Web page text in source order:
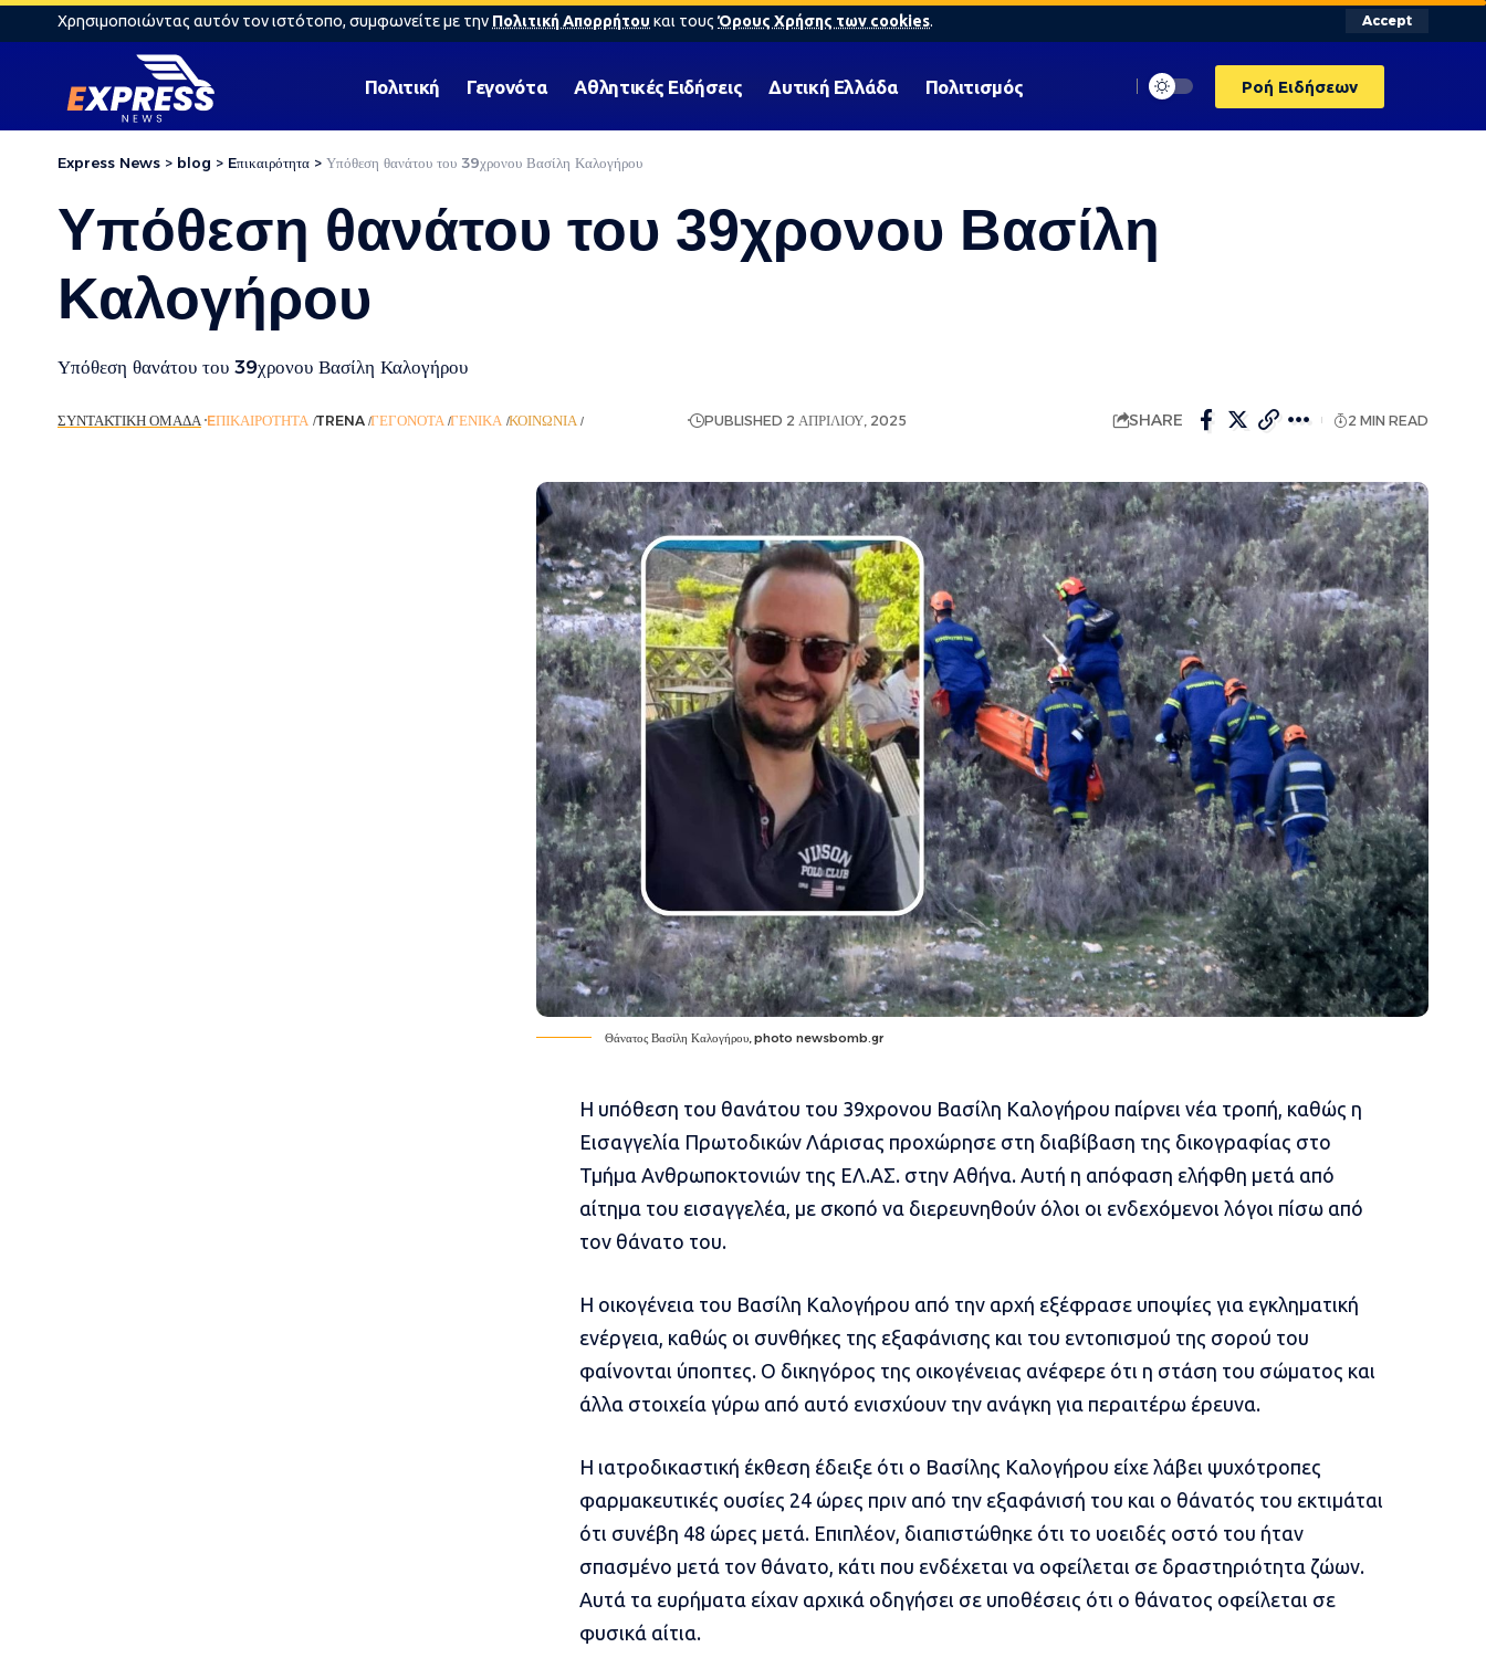
Χρησιμοποιώντας αυτόν τον ιστότοπο, συμφωνείτε με την Πολιτική Απορρήτου και τους Όρους Χρήσης των cookies. Accept
Πολιτική Γεγονότα Αθλητικές Ειδήσεις Δυτική Ελλάδα Πολιτισμός Ροή Ειδήσεων
Express News > blog > Eπικαιρότητα > Υπόθεση θανάτου του 39χρονου Βασίλη Καλογήρου
Υπόθεση θανάτου του 39χρονου Βασίλη
Καλογήρου
Υπόθεση θανάτου του 39χρονου Βασίλη Καλογήρου
ΣΥΝΤΑΚΤΙΚΉ ΟΜΆΔΑ EΠΙΚΑΙΡΌΤΗΤΑ TRENA ΓΕΓΟΝΌΤΑ ΓΕΝΙΚΆ ΚΟΙΝΩΝΊΑ ΡΟΉ ΕΙΔΉΣΕΩΝ PUBLISHED 2 ΑΠΡΙΛΊΟΥ, 2025 SHARE 2 MIN READ
Θάνατος Βασίλη Καλογήρου, photo newsbomb.gr
Η υπόθεση του θανάτου του 39χρονου Βασίλη Καλογήρου παίρνει νέα τροπή, καθώς η
Εισαγγελία Πρωτοδικών Λάρισας προχώρησε στη διαβίβαση της δικογραφίας στο
Τμήμα Ανθρωποκτονιών της ΕΛ.ΑΣ. στην Αθήνα. Αυτή η απόφαση ελήφθη μετά από
αίτημα του εισαγγελέα, με σκοπό να διερευνηθούν όλοι οι ενδεχόμενοι λόγοι πίσω από
τον θάνατο του.
Η οικογένεια του Βασίλη Καλογήρου από την αρχή εξέφρασε υποψίες για εγκληματική
ενέργεια, καθώς οι συνθήκες της εξαφάνισης και του εντοπισμού της σορού του
φαίνονται ύποπτες. Ο δικηγόρος της οικογένειας ανέφερε ότι η στάση του σώματος και
άλλα στοιχεία γύρω από αυτό ενισχύουν την ανάγκη για περαιτέρω έρευνα.
Η ιατροδικαστική έκθεση έδειξε ότι ο Βασίλης Καλογήρου είχε λάβει ψυχότροπες
φαρμακευτικές ουσίες 24 ώρες πριν από την εξαφάνισή του και ο θάνατός του εκτιμάται
ότι συνέβη 48 ώρες μετά. Επιπλέον, διαπιστώθηκε ότι το υοειδές οστό του ήταν
σπασμένο μετά τον θάνατο, κάτι που ενδέχεται να οφείλεται σε δραστηριότητα ζώων.
Αυτά τα ευρήματα είχαν αρχικά οδηγήσει σε υποθέσεις ότι ο θάνατος οφείλεται σε
φυσικά αίτια.